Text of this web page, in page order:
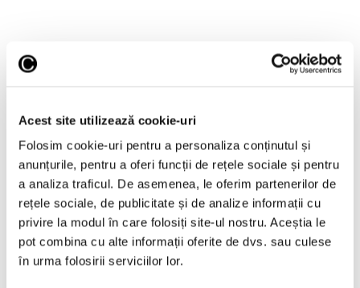
Acest site utilizează cookie-uri
Folosim cookie-uri pentru a personaliza conținutul și
anunțurile, pentru a oferi funcții de rețele sociale și pentru
a analiza traficul. De asemenea, le oferim partenerilor de
rețele sociale, de publicitate și de analize informații cu
privire la modul în care folosiți site-ul nostru. Aceștia le
pot combina cu alte informații oferite de dvs. sau culese
în urma folosirii serviciilor lor.
Operele lui Pollock și
Rothko contribuie la
elucidarea unui mister
științific vechi de zeci de
ani
6 August 2026
Artown Now – O sută de
artiști, în anuala de artă